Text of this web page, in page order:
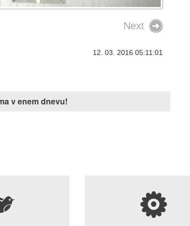
Next
12. 03. 2016 05:11:01
v enem dnevu!
avtomobilov na plin
primere, ko so
s